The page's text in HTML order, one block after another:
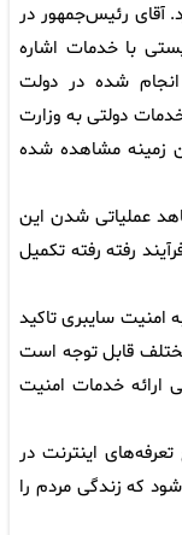
آقای رئیس‌جمهور در
با خدمات اشاره
انجام شده در دولت
دولتی به وزارت
زمینه مشاهده شده
عملیاتی شدن این
رفته رفته تکمیل
سایبری تاکید
قابل توجه است
ارائه خدمات امنیت
تعرفه‌های اینترنت در
که زندگی مردم را